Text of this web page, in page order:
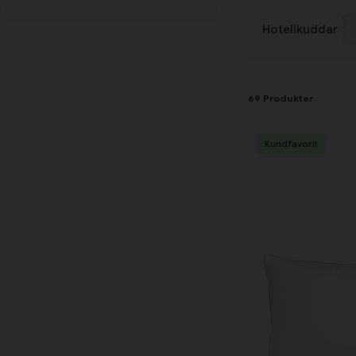
Hotellkuddar
69 Produkter
Kundfavorit